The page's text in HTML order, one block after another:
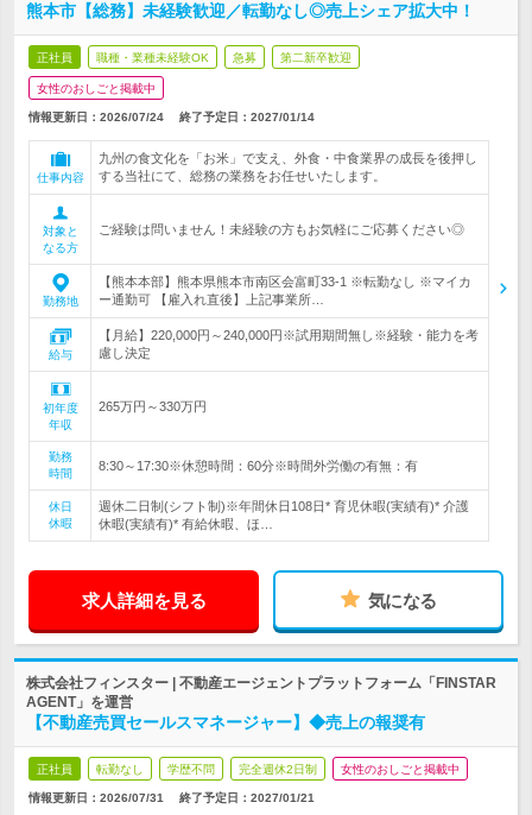
熊本市【総務】未経験歓迎／転勤なし◎売上シェア拡大中！
正社員 職種・業種未経験OK 急募 第二新卒歓迎
女性のおしごと掲載中
情報更新日：2026/07/24 終了予定日： 2027/01/14
仕事内容
九州の食文化を「お米」で支え、外食・中食業界の成長を後押し
する当社にて、総務の業務をお任せいたします。
対象と
なる方
ご経験は問いません！未経験の方もお気軽にご応募ください◎
勤務地
【熊本本部】熊本県熊本市南区会富町33-1 ※転勤なし ※マイカ
ー通勤可 【雇入れ直後】上記事業所…
給与
【月給】220,000円～240,000円※試用期間無し※経験・能力を考
慮し決定
初年度
年収
265万円～330万円
勤務
時間
8:30～17:30※休憩時間：60分※時間外労働の有無：有
休日
休暇
週休二日制(シフト制)※年間休日108日* 育児休暇(実績有)* 介護
休暇(実績有)* 有給休暇、ほ…
求人詳細を見る 気になる
株式会社フィンスター | 不動産エージェントプラットフォーム「FINSTAR
AGENT」を運営
【不動産売買セールスマネージャー】◆売上の報奨有
正社員 転勤なし 学歴不問 完全週休2日制 女性のおしごと掲載中
情報更新日：2026/07/31 終了予定日： 2027/01/21